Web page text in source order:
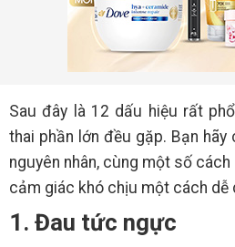
Sau đây là 12 dấu hiệu rất
thai phần lớn đều gặp. Bạn hãy
nguyên nhân, cùng một số
cảm giác khó chịu một cách dễ
1. Đau tức ngực